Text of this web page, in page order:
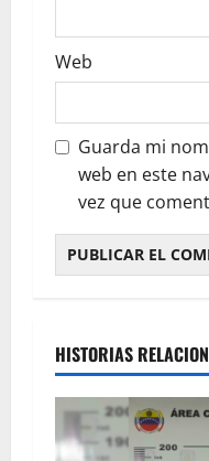
Web
Guarda mi
web en este
vez que
HISTORIAS